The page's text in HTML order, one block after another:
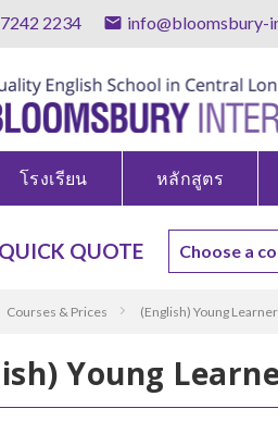
2234 info@bloomsbury-
โรงเรียน หลักสูตร
QUICK QUOTE
Courses & Prices (English) Young
Young